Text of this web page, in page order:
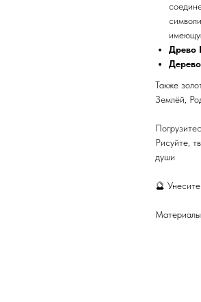
Древо
Также
Землёй,
Рисуйте,
души
🔮